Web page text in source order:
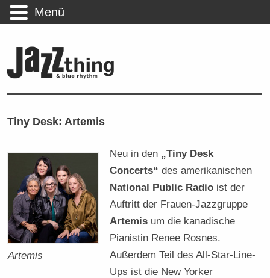
Tiny Desk: Artemis
Artemis
Neu in den „Tiny Desk
Concerts“ des amerikanischen
National Public Radio ist der
Auftritt der Frauen-Jazzgruppe
Artemis um die kanadische
Pianistin Renee Rosnes.
Außerdem Teil des All-Star-Line-
Ups ist die New Yorker
Menü